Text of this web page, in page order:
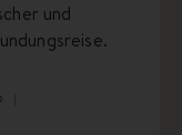
und